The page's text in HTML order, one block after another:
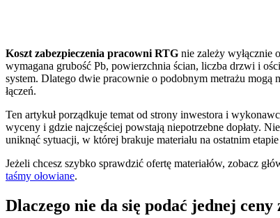
Koszt zabezpieczenia pracowni RTG nie zależy wyłącznie
wymagana grubość Pb, powierzchnia ścian, liczba drzwi i
system. Dlatego dwie pracownie o podobnym metrażu mogą
łączeń.
Ten artykuł porządkuje temat od strony inwestora i
wyceny i gdzie najczęściej powstają niepotrzebne dopłaty.
uniknąć sytuacji, w której brakuje materiału na ostatnim
Jeżeli chcesz szybko sprawdzić ofertę materiałów, zobacz
taśmy ołowiane.
Dlaczego nie da się podać jednej